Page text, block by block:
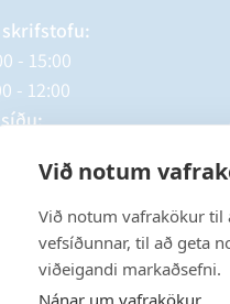
Við notum
Við notum vafrakökur til
vefsíðunnar, til að geta
viðeigandi markaðsefni.
Nánar um vafrakökur
- 15:00
- 12:00